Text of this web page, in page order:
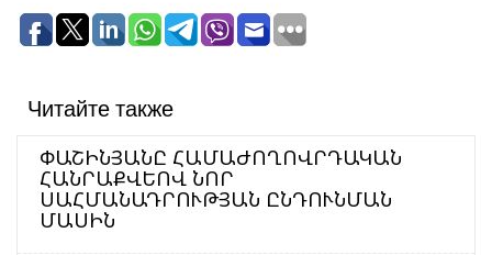
Читайте также
ՓԱՇԻՆՅԱՆԸ ՀԱՄԱԺՈՂՈՎՐԴԱԿԱՆ
ՀԱՆՐԱՔՎԵՈՎ ՆՈՐ
ՍԱՀՄԱՆԱԴՐՈՒԹՅԱՆ ԸՆԴՈՒՆՄԱՆ
ՄԱՍԻՆ